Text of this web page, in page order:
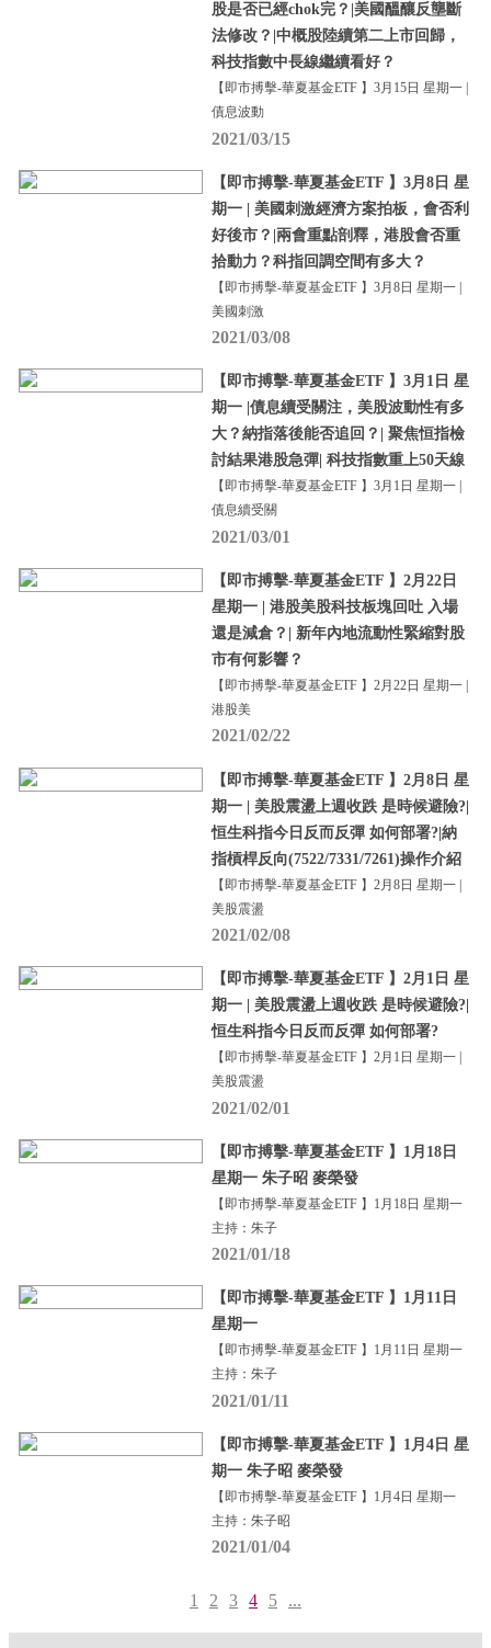
股是否已經chok完？|美國醞釀反壟斷
法修改？|中概股陸續第二上市回歸，
科技指數中長線繼續看好？
【即市搏擊-華夏基金ETF 】3月15日 星期一 |
債息波動
2021/03/15
【即市搏擊-華夏基金ETF 】3月8日 星
期一 | 美國刺激經濟方案拍板，會否利
好後市？|兩會重點剖釋，港股會否重
拾動力？科指回調空間有多大？
【即市搏擊-華夏基金ETF 】3月8日 星期一 |
美國刺激
2021/03/08
【即市搏擊-華夏基金ETF 】3月1日 星
期一 |債息續受關注，美股波動性有多
大？納指落後能否追回？| 聚焦恒指檢
討結果港股急彈| 科技指數重上50天線
【即市搏擊-華夏基金ETF 】3月1日 星期一 |
債息續受關
2021/03/01
【即市搏擊-華夏基金ETF 】2月22日
星期一 | 港股美股科技板塊回吐 入場
還是減倉？| 新年內地流動性緊縮對股
市有何影響？
【即市搏擊-華夏基金ETF 】2月22日 星期一 |
港股美
2021/02/22
【即市搏擊-華夏基金ETF 】2月8日 星
期一 | 美股震盪上週收跌 是時候避險?|
恒生科指今日反而反彈 如何部署?|納
指槓桿反向(7522/7331/7261)操作介紹
【即市搏擊-華夏基金ETF 】2月8日 星期一 |
美股震盪
2021/02/08
【即市搏擊-華夏基金ETF 】2月1日 星
期一 | 美股震盪上週收跌 是時候避險?|
恒生科指今日反而反彈 如何部署?
【即市搏擊-華夏基金ETF 】2月1日 星期一 |
美股震盪
2021/02/01
【即市搏擊-華夏基金ETF 】1月18日
星期一 朱子昭 麥榮發
【即市搏擊-華夏基金ETF 】1月18日 星期一
主持：朱子
2021/01/18
【即市搏擊-華夏基金ETF 】1月11日
星期一
【即市搏擊-華夏基金ETF 】1月11日 星期一
主持：朱子
2021/01/11
【即市搏擊-華夏基金ETF 】1月4日 星
期一 朱子昭 麥榮發
【即市搏擊-華夏基金ETF 】1月4日 星期一
主持：朱子昭
2021/01/04
1 2 3 4 5 ...